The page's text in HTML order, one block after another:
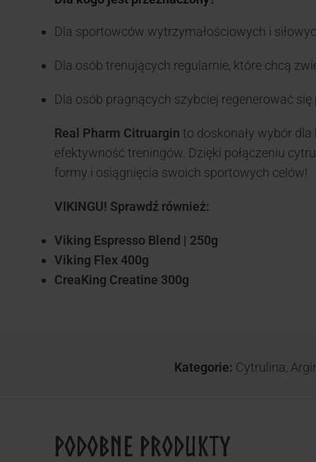
Dla sportowców wytrzymałościowych i
Dla osób trenujących regularnie, które chcą
Dla osób pragnących szybciej regenerować
Real Pharm Citruargin to doskonały wybór
efektywność treningów. Dzięki połączeniu
formy i osiągnięcia swoich sportowych celów!
VIKINGU! Sprawdź również:
Viking Espresso Blend | 250g
Viking Flex 400g
CreaKing Creatine 300g
Kategorie: Cytrulina,
Podobne produkty